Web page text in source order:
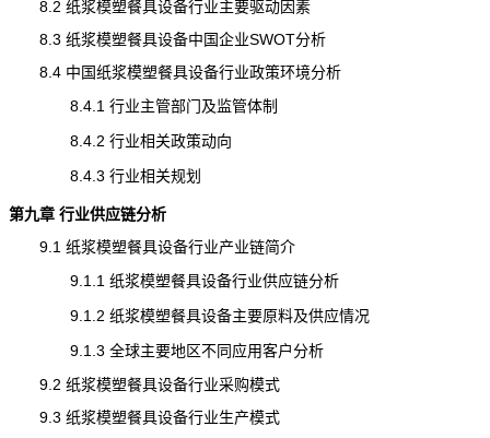
8.2 纸浆模塑餐具设备行业主要驱动因素
8.3 纸浆模塑餐具设备中国企业SWOT分析
8.4 中国纸浆模塑餐具设备行业政策环境分析
8.4.1 行业主管部门及监管体制
8.4.2 行业相关政策动向
8.4.3 行业相关规划
第九章 行业供应链分析
9.1 纸浆模塑餐具设备行业产业链简介
9.1.1 纸浆模塑餐具设备行业供应链分析
9.1.2 纸浆模塑餐具设备主要原料及供应情况
9.1.3 全球主要地区不同应用客户分析
9.2 纸浆模塑餐具设备行业采购模式
9.3 纸浆模塑餐具设备行业生产模式